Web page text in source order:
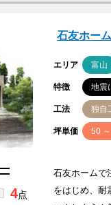
石友ホー
エリア 富山
特徴 地震
工法 独自
坪単価 50
4点
石友ホームで
をはじめ、耐